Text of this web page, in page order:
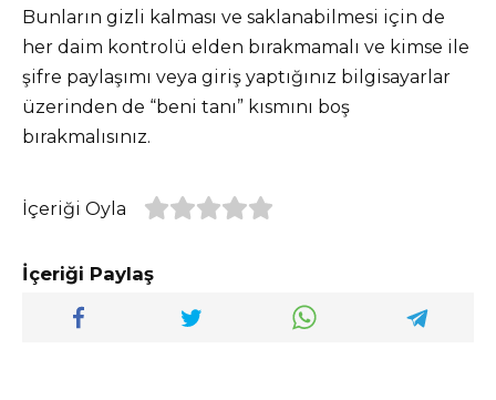
Bunların gizli kalması ve saklanabilmesi için de
her daim kontrolü elden bırakmamalı ve kimse ile
şifre paylaşımı veya giriş yaptığınız bilgisayarlar
üzerinden de “beni tanı” kısmını boş
bırakmalısınız.
İçeriği Oyla
İçeriği Paylaş